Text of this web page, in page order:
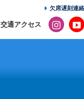
欠席遅刻連絡
交通アクセス